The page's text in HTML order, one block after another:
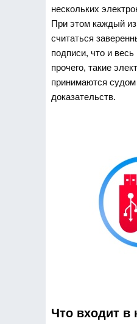
нескольких
При этом каждый
считаться
подписи, что и
прочего, такие
принимаются судом
доказательств.
Что входит в